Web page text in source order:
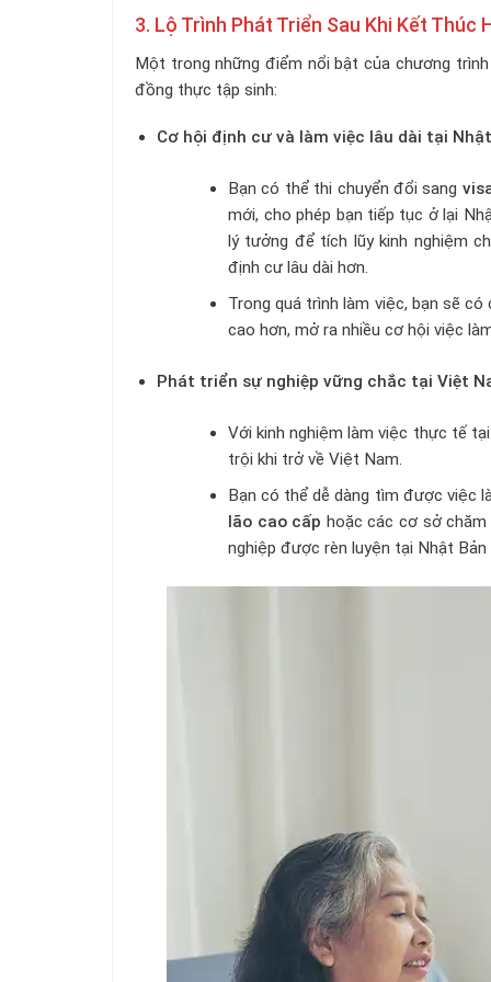
3. Lộ Trình Phát Triển Sau Khi Kết Thúc
Một trong những điểm nổi bật của chương
đồng thực tập sinh:
Cơ hội định cư và làm việc lâu dài tại
Bạn có thể thi chuyển đổi sang
mới, cho phép bạn tiếp tục ở lại
lý tưởng để tích lũy kinh nghiệm
định cư lâu dài hơn.
Trong quá trình làm việc, bạn sẽ
cao hơn, mở ra nhiều cơ hội việc
Phát triển sự nghiệp vững chắc tại Việt
Với kinh nghiệm làm việc thực tế
trội khi trở về Việt Nam.
Bạn có thể dễ dàng tìm được việc
lão cao cấp hoặc các cơ sở chăm
nghiệp được rèn luyện tại Nhật